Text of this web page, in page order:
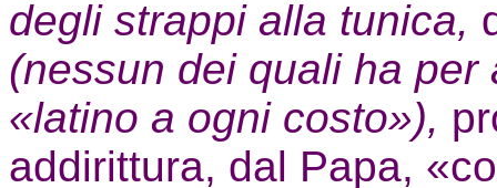
degli strappi alla tunica,
(nessun dei quali ha
«latino a ogni costo»),
addirittura, dal Papa,